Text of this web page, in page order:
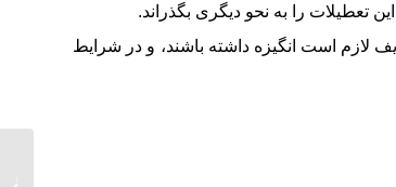
را به نحو دیگری بگذراند.
لازم است انگیزه داشته باشند، و در شرایط